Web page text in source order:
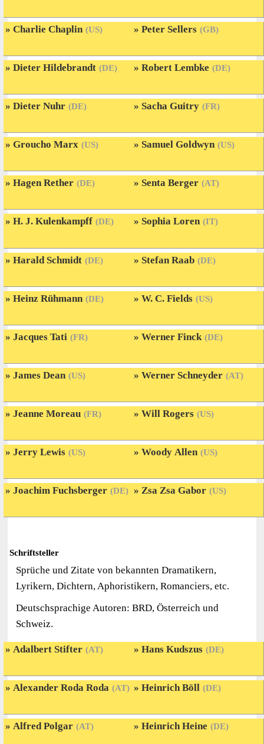
Charlie Chaplin (US)
Dieter Hildebrandt (DE)
Dieter Nuhr (DE)
Groucho Marx (US)
Hagen Rether (DE)
H. J. Kulenkampff (DE)
Harald Schmidt (DE)
Heinz Rühmann (DE)
Jacques Tati (FR)
James Dean (US)
Jeanne Moreau (FR)
Jerry Lewis (US)
Joachim Fuchsberger (DE)
Peter Sellers (GB)
Robert Lembke (DE)
Sacha Guitry (FR)
Samuel Goldwyn (US)
Senta Berger (AT)
Sophia Loren (IT)
Stefan Raab (DE)
W. C. Fields (US)
Werner Finck (DE)
Werner Schneyder (AT)
Will Rogers (US)
Woody Allen (US)
Zsa Zsa Gabor (US)
Schriftsteller
Sprüche und Zitate von bekannten Dramatikern,
Lyrikern, Dichtern, Aphoristikern, Romanciers, etc.
Deutschsprachige Autoren: BRD, Österreich und
Schweiz.
Adalbert Stifter (AT)
Alexander Roda Roda (AT)
Alfred Polgar (AT)
Hans Kudszus (DE)
Heinrich Böll (DE)
Heinrich Heine (DE)